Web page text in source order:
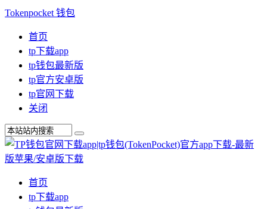
Tokenpocket 钱包
首页
tp下载app
tp钱包最新版
tp官方安卓版
tp官网下载
关闭
首页
tp下载app